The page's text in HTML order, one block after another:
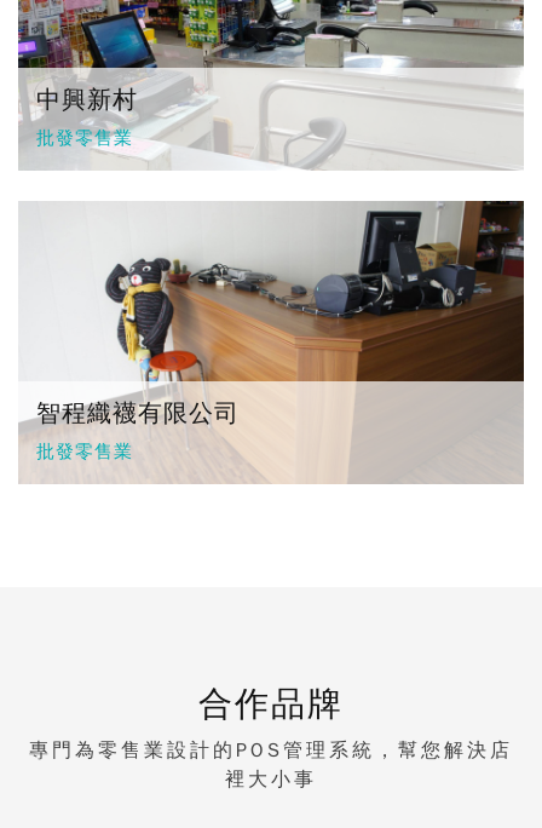
中興新村
批發零售業
智程織襪有限公司
批發零售業
合作品牌
專門為零售業設計的POS管理系統，幫您解決店
裡大小事